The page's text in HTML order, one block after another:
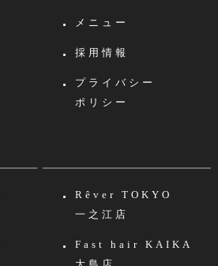
メニュー
採用情報
プライバシー
ポリシー
Rêver TOKYO
一之江店
Fast hair KAIKA